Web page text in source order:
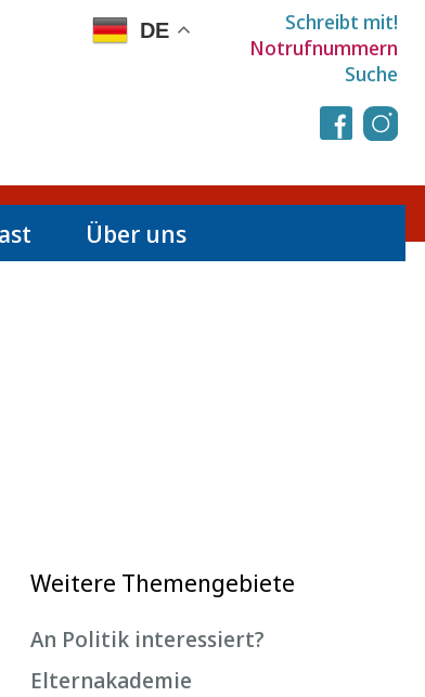
DE
Schreibt mit!
Notrufnummern
Suche
Über uns
Weitere Themengebiete
An Politik interessiert?
Elternakademie